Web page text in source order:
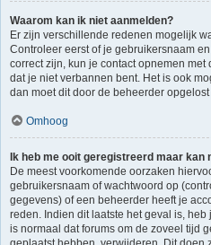
Waarom kan ik niet aanmelden?
Er zijn verschillende redenen mogelijk
Controleer eerst of je gebruikersnaam
correct zijn, kun je contact opnemen
dat je niet verbannen bent. Het is ook
dan moet dit door de beheerder
Omhoog
Ik heb me ooit geregistreerd maar kan
De meest voorkomende oorzaken
gebruikersnaam of wachtwoord op
gegevens) of een beheerder heeft je
reden. Indien dit laatste het geval is,
is normaal dat forums om de zoveel tijd